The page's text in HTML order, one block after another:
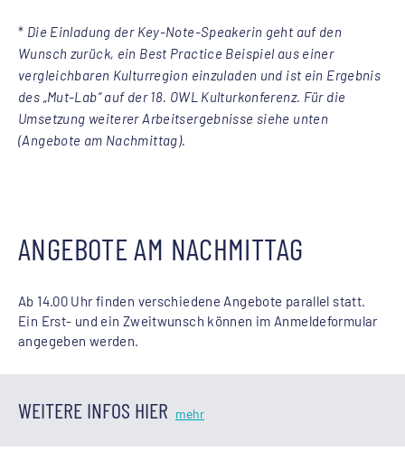
* Die Einladung der Key-Note-Speakerin geht auf den
Wunsch zurück, ein Best Practice Beispiel aus einer
vergleichbaren Kulturregion einzuladen und ist ein Ergebnis
des „Mut-Lab“ auf der 18. OWL Kulturkonferenz. Für die
Umsetzung weiterer Arbeitsergebnisse siehe unten
(Angebote am Nachmittag).
ANGEBOTE AM NACHMITTAG
Ab 14.00 Uhr finden verschiedene Angebote parallel statt.
Ein Erst- und ein Zweitwunsch können im Anmeldeformular
angegeben werden.
WEITERE INFOS HIER